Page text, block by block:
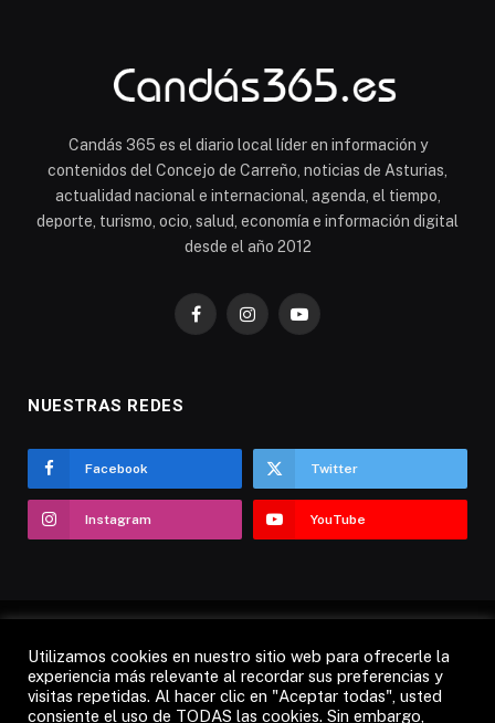
Candás 365 es el diario local líder en información y
contenidos del Concejo de Carreño, noticias de Asturias,
actualidad nacional e internacional, agenda, el tiempo,
deporte, turismo, ocio, salud, economía e información digital
desde el año 2012
FacebookInstagramYouTube
NUESTRAS REDES
Facebook Twitter
Instagram YouTube
AVISO LEGAL POLÍTICA DE COOKIES
POLÍTICA DE PRIVACIDAD CANDÁS 365 TV RADIO
Utilizamos cookies en nuestro sitio web para ofrecerle la
experiencia más relevante al recordar sus preferencias y
visitas repetidas. Al hacer clic en "Aceptar todas", usted
consiente el uso de TODAS las cookies. Sin embargo,